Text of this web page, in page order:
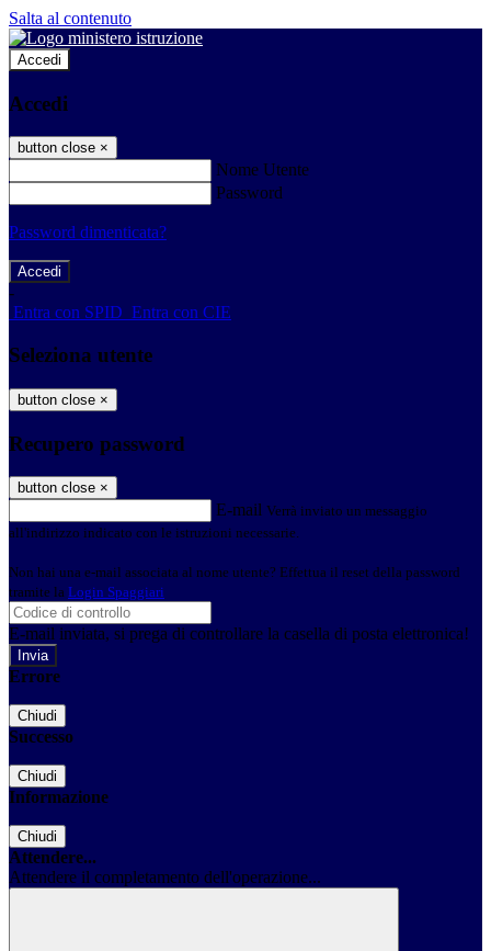
Salta al contenuto
Accedi
Accedi
button close ×
Nome Utente
Password
Password dimenticata?
-
Entra con SPID Entra con CIE
Seleziona utente
button close ×
Recupero password
button close ×
E-mail Verrà inviato un messaggio
all'indirizzo indicato con le istruzioni necessarie.
Non hai una e-mail associata al nome utente? Effettua il reset della password
tramite la Login Spaggiari
E-mail inviata, si prega di controllare la casella di posta elettronica!
Errore
Chiudi
Successo
Chiudi
Informazione
Chiudi
Attendere...
Attendere il completamento dell'operazione...